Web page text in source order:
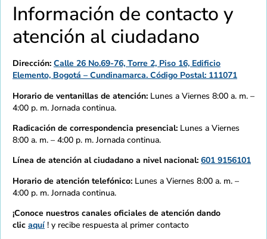
Información de contacto y
atención al ciudadano
Dirección: Calle 26 No.69-76, Torre 2, Piso 16, Edificio
Elemento, Bogotá – Cundinamarca. Código Postal: 111071
Horario de ventanillas de atención: Lunes a Viernes 8:00 a. m. –
4:00 p. m. Jornada continua.
Radicación de correspondencia presencial: Lunes a Viernes
8:00 a. m. – 4:00 p. m. Jornada continua.
Línea de atención al ciudadano a nivel nacional: 601 9156101
Horario de atención telefónico: Lunes a Viernes 8:00 a. m. –
4:00 p. m. Jornada continua.
¡Conoce nuestros canales oficiales de atención dando
clic aquí ! y recibe respuesta al primer contacto